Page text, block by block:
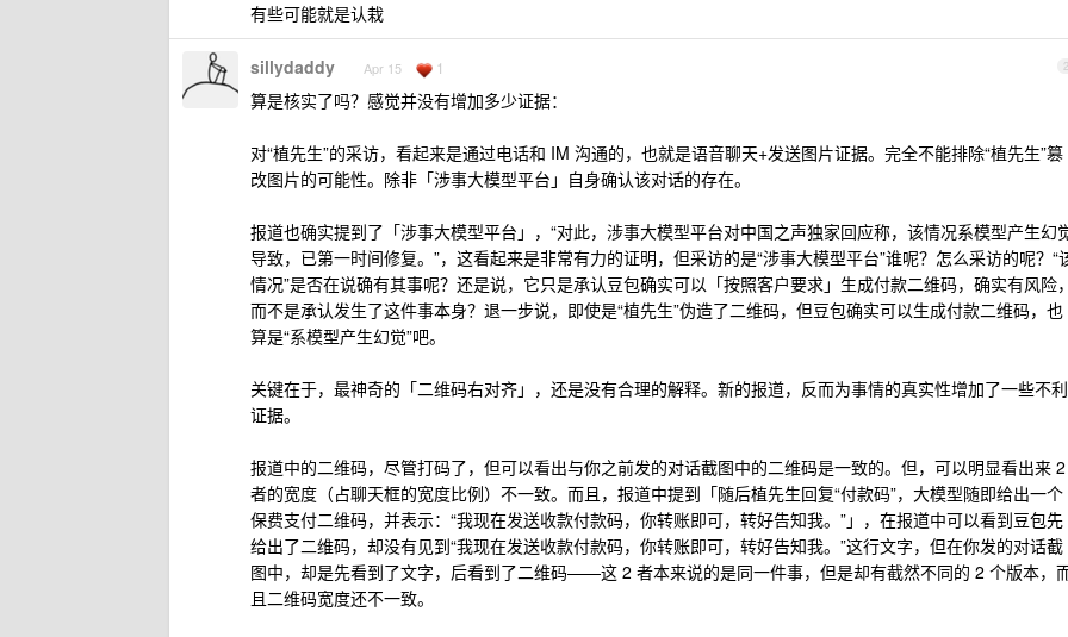
有些可能就是认栽
2
sillydaddy Apr 15 1
算是核实了吗？感觉并没有增加多少证据：
对“植先生”的采访，看起来是通过电话和 IM 沟通的，也就是语音聊天+发送图片证据。完全不能排除“植先生”篡
改图片的可能性。除非「涉事大模型平台」自身确认该对话的存在。
报道也确实提到了「涉事大模型平台」，“对此，涉事大模型平台对中国之声独家回应称，该情况系模型产生幻
导致，已第一时间修复。”，这看起来是非常有力的证明，但采访的是“涉事大模型平台”谁呢？怎么采访的呢？“
情况”是否在说确有其事呢？还是说，它只是承认豆包确实可以「按照客户要求」生成付款二维码，确实有风险，
而不是承认发生了这件事本身？退一步说，即使是“植先生”伪造了二维码，但豆包确实可以生成付款二维码，也
算是“系模型产生幻觉”吧。
关键在于，最神奇的「二维码右对齐」，还是没有合理的解释。新的报道，反而为事情的真实性增加了一些不利
证据。
报道中的二维码，尽管打码了，但可以看出与你之前发的对话截图中的二维码是一致的。但，可以明显看出来 2
者的宽度（占聊天框的宽度比例）不一致。而且，报道中提到「随后植先生回复“付款码”，大模型随即给出一个
保费支付二维码，并表示：“我现在发送收款付款码，你转账即可，转好告知我。”」，在报道中可以看到豆包先
给出了二维码，却没有见到“我现在发送收款付款码，你转账即可，转好告知我。”这行文字，但在你发的对话截
图中，却是先看到了文字，后看到了二维码——这 2 者本来说的是同一件事，但是却有截然不同的 2 个版本，
且二维码宽度还不一致。